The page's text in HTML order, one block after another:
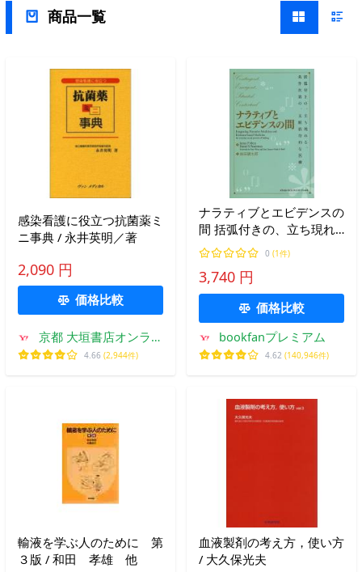
商品一覧
感染看護に役立つ抗菌薬ミ
ニ事典 / 永井英明／著
2,090 円
価格比較
京都 大垣書店オンライ
ン
4.66 (2,944件)
ナラティブとエビデンスの
間 括弧付きの、立ち現れ
る、条件次第の、文脈依存
的な医療/ジェイムズP．メ
ザ/ダニエルS．パッサーマ
ン/岩田健太郎
0 (1件)
3,740 円
価格比較
bookfanプレミアム
4.62 (140,946件)
輸液を学ぶ人のために 第
３版 / 和田 孝雄 他
血液製剤の考え方，使い方
/ 大久保光夫